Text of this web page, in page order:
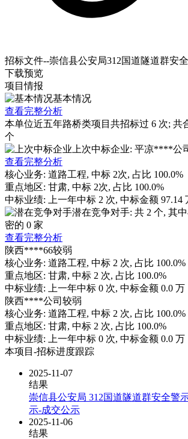
招标文件--崇信县公安局312国道隧道群安
下载预览
项目情报
基本情况
查看完整分析
本单位近五年路桥类项目共招标过 6 次; 共
个
上次中标企业: 平凉****公
查看完整分析
核心业务: 道路工程, 中标 2次, 占比 100.0%
重点地区: 甘肃, 中标 2次, 占比 100.0%
中标业绩:
上一年中标 2 次, 中标金额 97.14
潜在竞争对手: 共 2 个, 其
密的 0 家
查看完整分析
陕西****66较弱
核心业务: 道路工程, 中标 2 次, 占比 100.0%
重点地区: 甘肃, 中标 2 次, 占比 100.0%
中标业绩:
上一年中标 0 次, 中标金额 0.0 万
陕西****公司 较弱
核心业务: 道路工程, 中标 2 次, 占比 100.0%
重点地区: 甘肃, 中标 2 次, 占比 100.0%
中标业绩:
上一年中标 0 次, 中标金额 0.0 万
本项目-招标进度跟踪
2025-11-07
结果
崇信县公安局 312国道隧道群安全警
示-成交公示
2025-11-06
结果